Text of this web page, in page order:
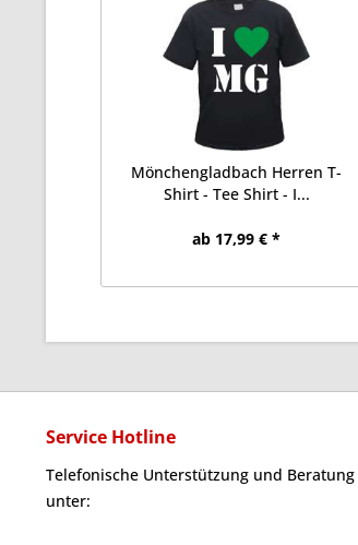
Mönchengladbach Herren T-
Shirt - Tee Shirt - I...
ab 17,99 € *
Service Hotline
Telefonische Unterstützung und Beratung
unter: